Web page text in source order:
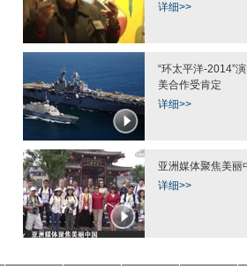
详细>>
“环太平洋-2014”
美合作受肯定
详细>>
亚洲媒体聚焦美丽
详细>>